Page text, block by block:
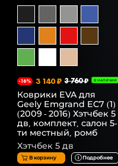
-16% 3 140 ₽ 3 760 ₽ В НАЛИЧИИ
Коврики EVA для
Geely Emgrand EC7 (1)
(2009 - 2016) Хэтчбек 5
дв, комплект, салон 5-
ти местный, ромб
Хэтчбек 5 дв
В корзину Подробнее